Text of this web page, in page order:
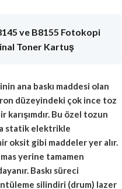
ve B8155 Fotokopi
Toner Kartuş
ana baskı maddesi olan
düzeyindeki çok ince toz
karışımdır. Bu özel tozun
statik elektrikle
oksit gibi maddeler yer alır.
yerine tamamen
Baskı süreci
silindiri (drum) lazer